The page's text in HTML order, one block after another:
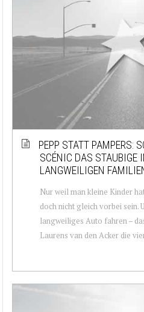
PEPP STATT PAMPERS:
SCÉNIC DAS STAUBIGE
LANGWEILIGEN
Nur weil man kleine Kinder
doch nicht gleich vorbei sein.
langweiliges Auto fahren –
Laurens van den Acker die